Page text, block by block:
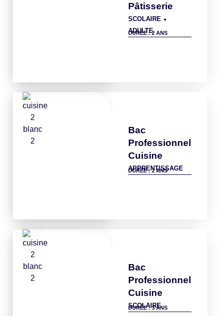
Pâtisserie
SCOLAIRE ●
ADULTE
DURÉE : 2 ANS
Bac
Professionnel
Cuisine
APPRENTISSAGE
DURÉE : 2 ANS
Bac
Professionnel
Cuisine
SCOLAIRE
DURÉE : 3 ANS